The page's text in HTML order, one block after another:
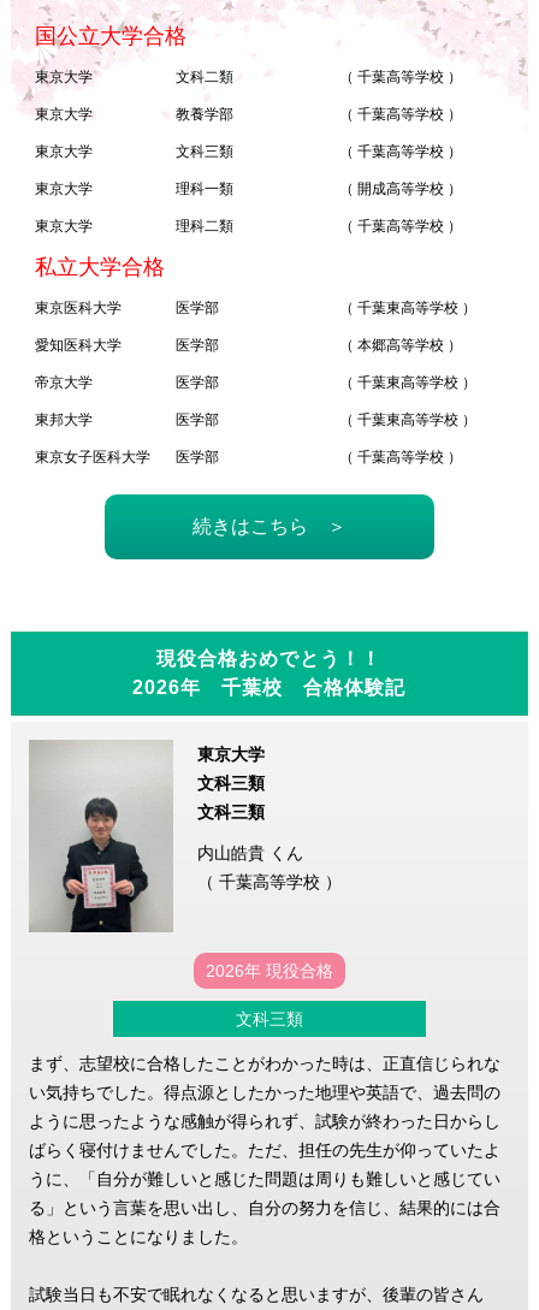
国公立大学合格
東京大学 文科二類 （ 千葉高等学校 ）
東京大学 教養学部 （ 千葉高等学校 ）
東京大学 文科三類 （ 千葉高等学校 ）
東京大学 理科一類 （ 開成高等学校 ）
東京大学 理科二類 （ 千葉高等学校 ）
私立大学合格
東京医科大学 医学部 （ 千葉東高等学校 ）
愛知医科大学 医学部 （ 本郷高等学校 ）
帝京大学 医学部 （ 千葉東高等学校 ）
東邦大学 医学部 （ 千葉東高等学校 ）
東京女子医科大学 医学部 （ 千葉高等学校 ）
続きはこちら ＞
現役合格おめでとう！！
2026年 千葉校 合格体験記
東京大学
文科三類
文科三類
内山皓貴 くん
（ 千葉高等学校 ）
2026年 現役合格
文科三類
まず、志望校に合格したことがわかった時は、正直信じられな
い気持ちでした。得点源としたかった地理や英語で、過去問の
ように思ったような感触が得られず、試験が終わった日からし
ばらく寝付けませんでした。ただ、担任の先生が仰っていたよ
うに、「自分が難しいと感じた問題は周りも難しいと感じてい
る」という言葉を思い出し、自分の努力を信じ、結果的には合
格ということになりました。
試験当日も不安で眠れなくなると思いますが、後輩の皆さん